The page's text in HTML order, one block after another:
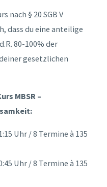
nach § 20 SGB V
dass du eine anteilige
80-100% der
gesetzlichen
MBSR –
Uhr / 8 Termine à 135
Uhr / 8 Termine à 135